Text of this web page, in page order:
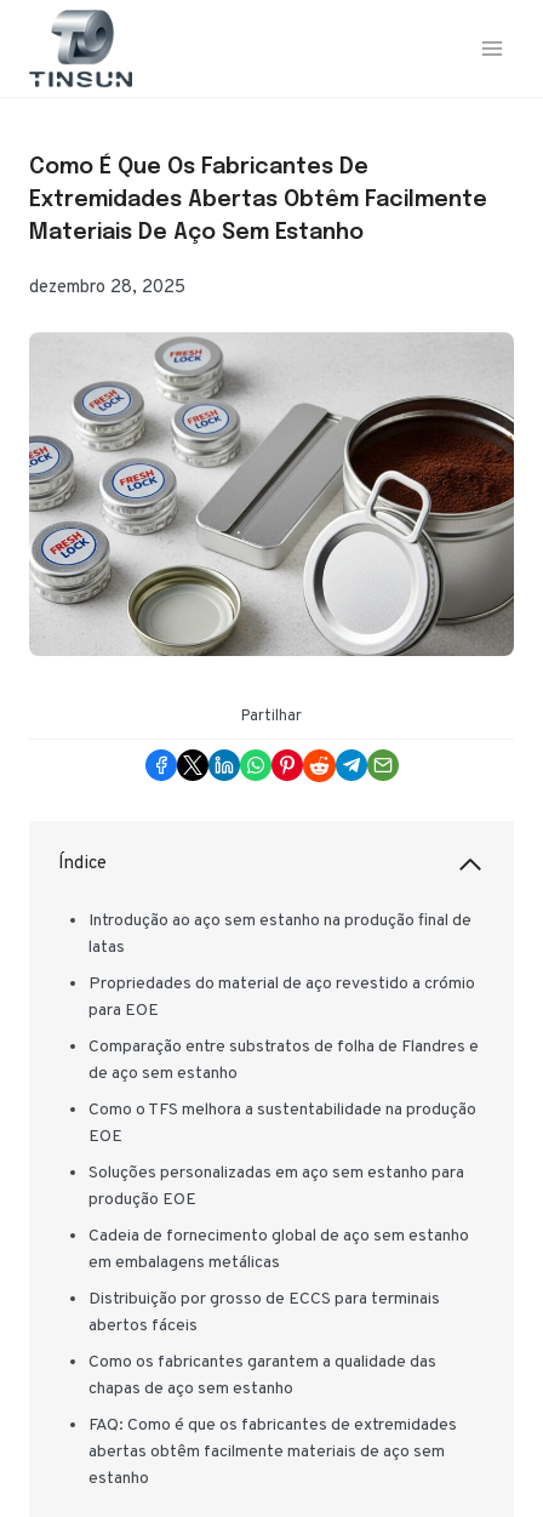
Como É Que Os Fabricantes De
Extremidades Abertas Obtêm Facilmente
Materiais De Aço Sem Estanho
dezembro 28, 2025
Partilhar
Índice
Introdução ao aço sem estanho na produção final de
latas
Propriedades do material de aço revestido a crómio
para EOE
Comparação entre substratos de folha de Flandres e
de aço sem estanho
Como o TFS melhora a sustentabilidade na produção
EOE
Soluções personalizadas em aço sem estanho para
produção EOE
Cadeia de fornecimento global de aço sem estanho
em embalagens metálicas
Distribuição por grosso de ECCS para terminais
abertos fáceis
Como os fabricantes garantem a qualidade das
chapas de aço sem estanho
FAQ: Como é que os fabricantes de extremidades
abertas obtêm facilmente materiais de aço sem
estanho